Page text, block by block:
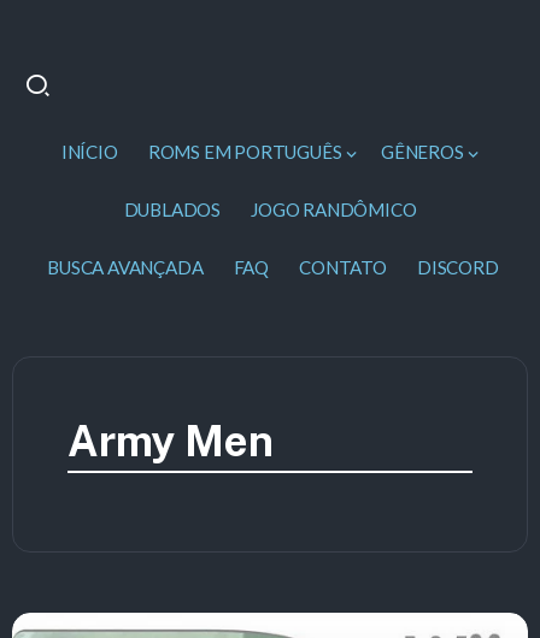
INÍCIO ROMS EM PORTUGUÊS GÊNEROS
DUBLADOS JOGO RANDÔMICO
BUSCA AVANÇADA FAQ CONTATO DISCORD
Army Men